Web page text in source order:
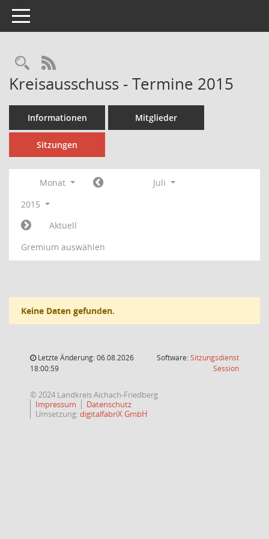
Toggle navigation
Rechercheauswahl
RSS-Feed
Kreisausschuss - Termine 2015
Informationen Mitglieder
Sitzungen
Monat
Juli
2015
Aktuell
Gremium auswählen
Keine Daten gefunden.
Letzte Änderung: 06.08.2026
18:00:59
Software:Sitzungsdienst
Session(Wird in
© 2024 Landkreis Aichach-Friedberg
Impressum
Datenschutz
Umsetzung:digitalfabriX GmbH